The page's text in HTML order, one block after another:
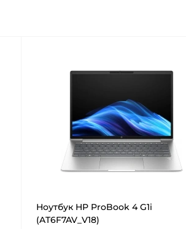
Ноутбук HP ProBook 4 G1i
(AT6F7AV_V18)